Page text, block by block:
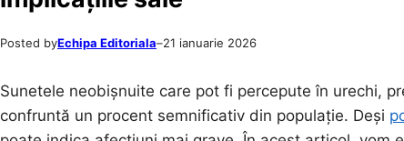
Posted byEchipa Editoriala–21 ianuarie 2026
Sunetele neobișnuite care pot fi percepute în urechi,
confruntă un procent semnificativ din populație. Deși